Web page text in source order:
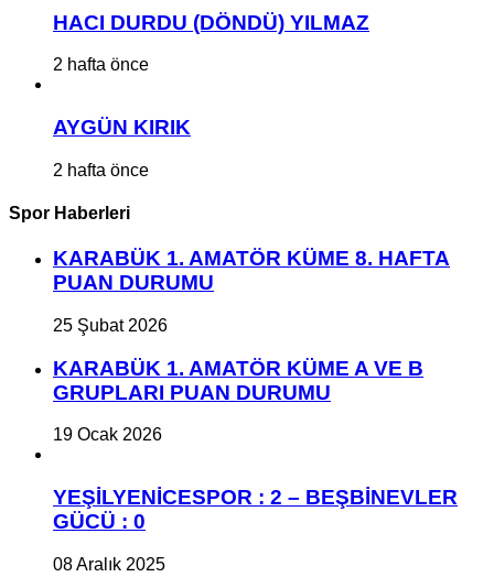
HACI DURDU (DÖNDÜ) YILMAZ
2 hafta önce
AYGÜN KIRIK
2 hafta önce
Spor Haberleri
KARABÜK 1. AMATÖR KÜME 8. HAFTA
PUAN DURUMU
25 Şubat 2026
KARABÜK 1. AMATÖR KÜME A VE B
GRUPLARI PUAN DURUMU
19 Ocak 2026
YEŞİLYENİCESPOR : 2 – BEŞBİNEVLER
GÜCÜ : 0
08 Aralık 2025